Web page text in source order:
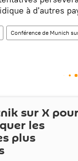
à d'autres
Conférence de Munich
surX
les
plus